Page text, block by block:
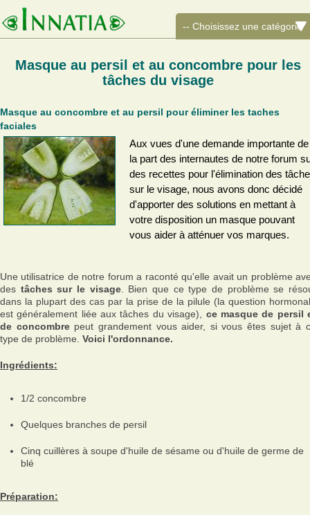
Masque au persil et au concombre pour les
tâches du visage
Masque au concombre et au persil pour éliminer les taches
faciales
Aux vues d'une demande importante de
la part des internautes de notre forum
des recettes pour l'élimination des
sur le visage, nous avons donc décidé
d'apporter des solutions en mettant à
votre disposition un masque pouvant
vous aider à atténuer vos marques.
Une utilisatrice de notre forum a raconté qu'elle avait un problème
des tâches sur le visage. Bien que ce type de problème se
dans la plupart des cas par la prise de la pilule (la question
est généralement liée aux tâches du visage), ce masque de persil
de concombrepeut grandement vous aider, si vous êtes sujet à
type de problème. Voici l'ordonnance.
Ingrédients:
1/2 concombre
Quelques branches de persil
Cinq cuillères à soupe d'huile de sésame ou d'huile de germe de
blé
Préparation: